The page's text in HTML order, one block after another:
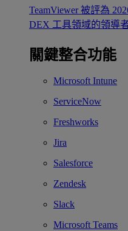
TeamViewer 被評為
DEX 工具領域的領導
關鍵整合功能
Microsoft Intune
ServiceNow
Freshworks
Jira
Salesforce
Zendesk
Slack
Microsoft Teams